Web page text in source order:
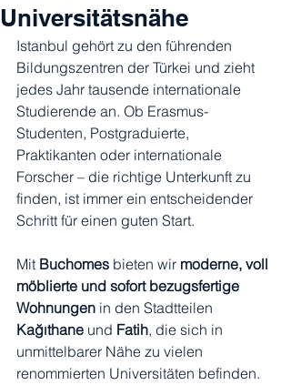
Universitätsnähe
Istanbul gehört zu den führenden
Bildungszentren der Türkei und zieht
jedes Jahr tausende internationale
Studierende an. Ob Erasmus-
Studenten, Postgraduierte,
Praktikanten oder internationale
Forscher – die richtige Unterkunft zu
finden, ist immer ein entscheidender
Schritt für einen guten Start.
Mit Buchomes bieten wir moderne, voll
möblierte und sofort bezugsfertige
Wohnungen in den Stadtteilen
Kağıthane und Fatih, die sich in
unmittelbarer Nähe zu vielen
renommierten Universitäten befinden.